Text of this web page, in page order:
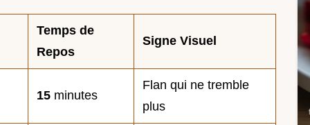
Temps de
Repos
Signe Visuel
15 minutes
Flan qui ne tremble
plus